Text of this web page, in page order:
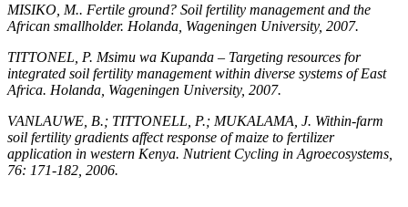
MISIKO, M.. Fertile ground? Soil fertility management and the
African smallholder. Holanda, Wageningen University, 2007.
TITTONEL, P. Msimu wa Kupanda – Targeting resources for
integrated soil fertility management within diverse systems of East
Africa. Holanda, Wageningen University, 2007.
VANLAUWE, B.; TITTONELL, P.; MUKALAMA, J. Within-farm
soil fertility gradients affect response of maize to fertilizer
application in western Kenya. Nutrient Cycling in Agroecosystems,
76: 171-182, 2006.